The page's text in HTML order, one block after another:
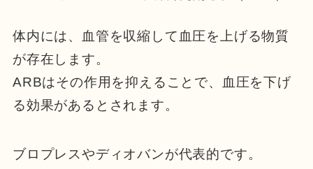
体内には、血管を収縮して血圧を上げる物質
が存在します。
ARBはその作用を抑えることで、血圧を下げ
る効果があるとされます。
ブロプレスやディオバンが代表的です。